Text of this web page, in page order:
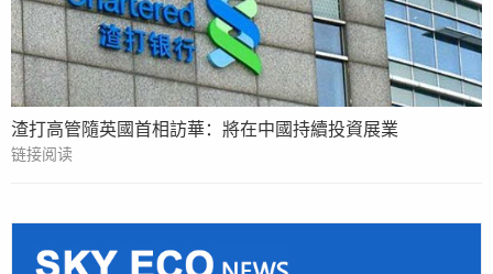
渣打高管隨英國首相訪華：將在中國持續投資展業
链接阅读